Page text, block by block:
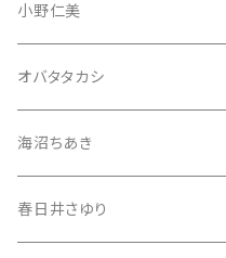
小野仁美
オバタタカシ
海沼ちあき
春日井さゆり